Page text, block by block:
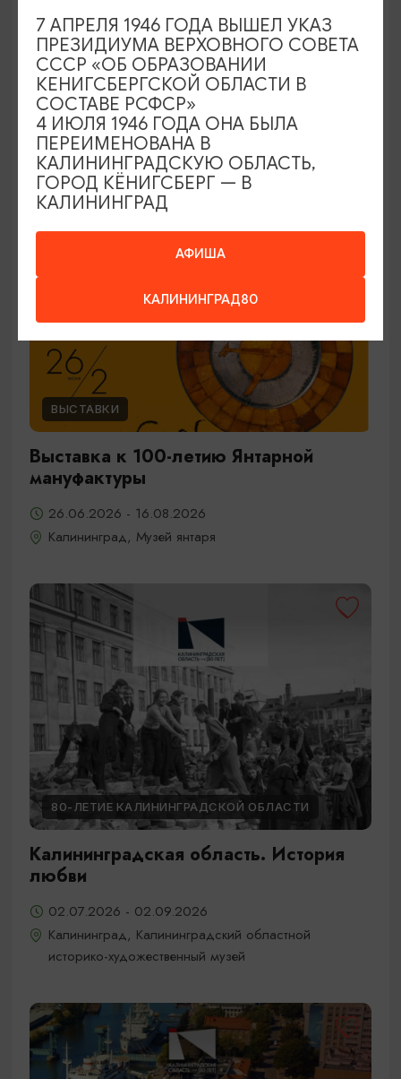
ЭКСКУРСИИ УЧРЕЖДЕНИЙ КУЛЬТУРЫ
Код города. История в символах
25.06.2026 - 30.09.2026, ПН-ПТ в 12:00
Калининград, Музей янтаря
ОТ 150₽ ПУШКИНСКАЯ КАРТА
ВЫСТАВКИ
Выставка к 100-летию Янтарной
мануфактуры
26.06.2026 - 16.08.2026
Калининград, Музей янтаря
80-ЛЕТИЕ КАЛИНИНГРАДСКОЙ ОБЛАСТИ
Калининградская область. История
любви
02.07.2026 - 02.09.2026
Калининград, Калининградский областной
историко-художественный музей
АФИША
КАЛИНИНГРАД80
7 АПРЕЛЯ 1946 ГОДА ВЫШЕЛ УКАЗ
ПРЕЗИДИУМА ВЕРХОВНОГО СОВЕТА
СССР «ОБ ОБРАЗОВАНИИ
КЕНИГСБЕРГСКОЙ ОБЛАСТИ В
СОСТАВЕ РСФСР»
4 ИЮЛЯ 1946 ГОДА ОНА БЫЛА
ПЕРЕИМЕНОВАНА В
КАЛИНИНГРАДСКУЮ ОБЛАСТЬ,
ГОРОД КЁНИГСБЕРГ — В
КАЛИНИНГРАД